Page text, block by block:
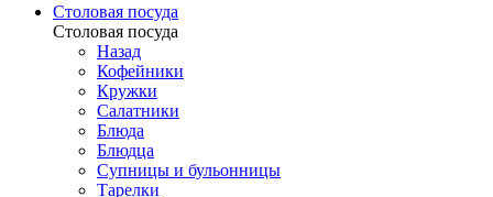
Столовая посуда
Столовая посуда
Назад
Кофейники
Кружки
Салатники
Блюда
Блюдца
Супницы и бульонницы
Тарелки